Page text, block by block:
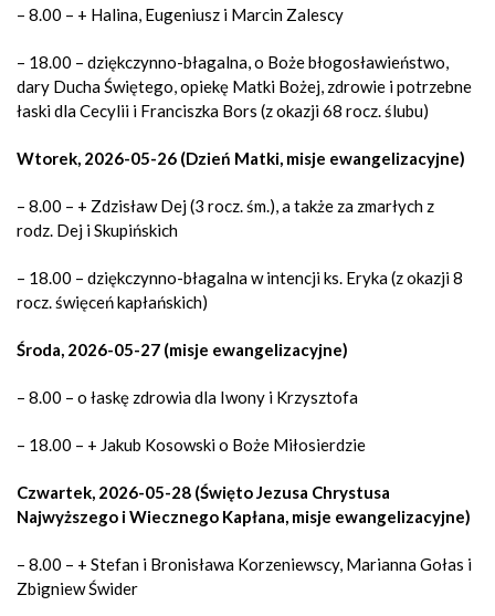
– 8.00 – + Halina, Eugeniusz i Marcin Zalescy
– 18.00 – dziękczynno-błagalna, o Boże błogosławieństwo,
dary Ducha Świętego, opiekę Matki Bożej, zdrowie i potrzebne
łaski dla Cecylii i Franciszka Bors (z okazji 68 rocz. ślubu)
Wtorek, 2026-05-26 (Dzień Matki, misje ewangelizacyjne)
– 8.00 – + Zdzisław Dej (3 rocz. śm.), a także za zmarłych z
rodz. Dej i Skupińskich
– 18.00 – dziękczynno-błagalna w intencji ks. Eryka (z okazji 8
rocz. święceń kapłańskich)
Środa, 2026-05-27 (misje ewangelizacyjne)
– 8.00 – o łaskę zdrowia dla Iwony i Krzysztofa
– 18.00 – + Jakub Kosowski o Boże Miłosierdzie
Czwartek, 2026-05-28 (Święto Jezusa Chrystusa
Najwyższego i Wiecznego Kapłana, misje ewangelizacyjne)
– 8.00 – + Stefan i Bronisława Korzeniewscy, Marianna Gołas i
Zbigniew Świder